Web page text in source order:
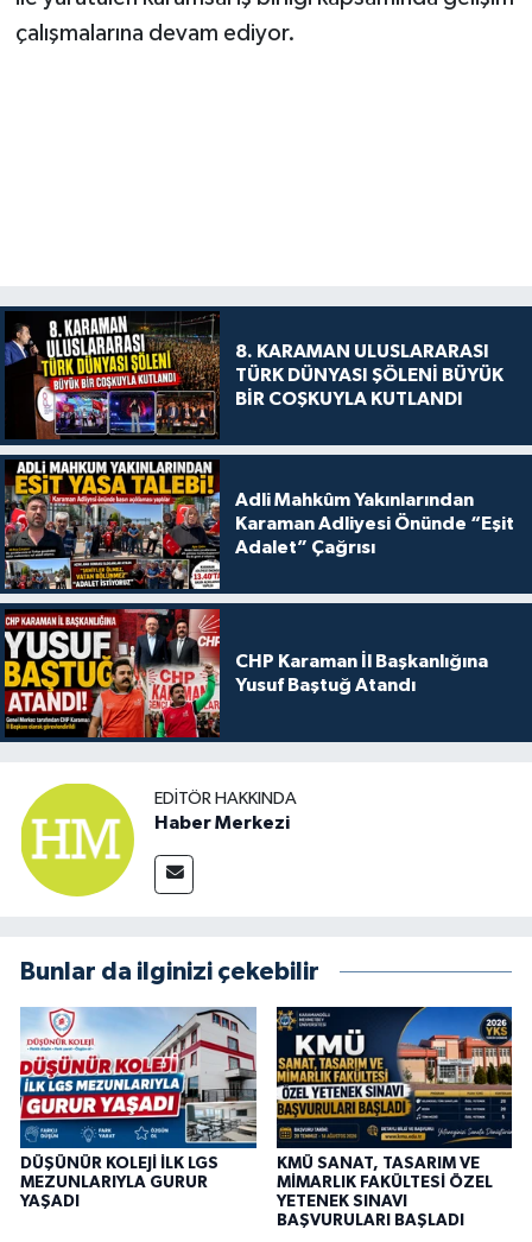
çalışmalarına devam ediyor.
8. KARAMAN ULUSLARARASI
TÜRK DÜNYASI ŞÖLENİ BÜYÜK
BİR COŞKUYLA KUTLANDI
Adli Mahkûm Yakınlarından
Karaman Adliyesi Önünde “Eşit
Adalet” Çağrısı
CHP Karaman İl Başkanlığına
Yusuf Baştuğ Atandı
EDITÖR HAKKINDA
Haber Merkezi
Bunlar da ilginizi çekebilir
DÜŞÜNÜR KOLEJİ İLK LGS
MEZUNLARIYLA GURUR
YAŞADI
KMÜ SANAT, TASARIM VE
MİMARLIK FAKÜLTESİ ÖZEL
YETENEK SINAVI
BAŞVURULARI BAŞLADI